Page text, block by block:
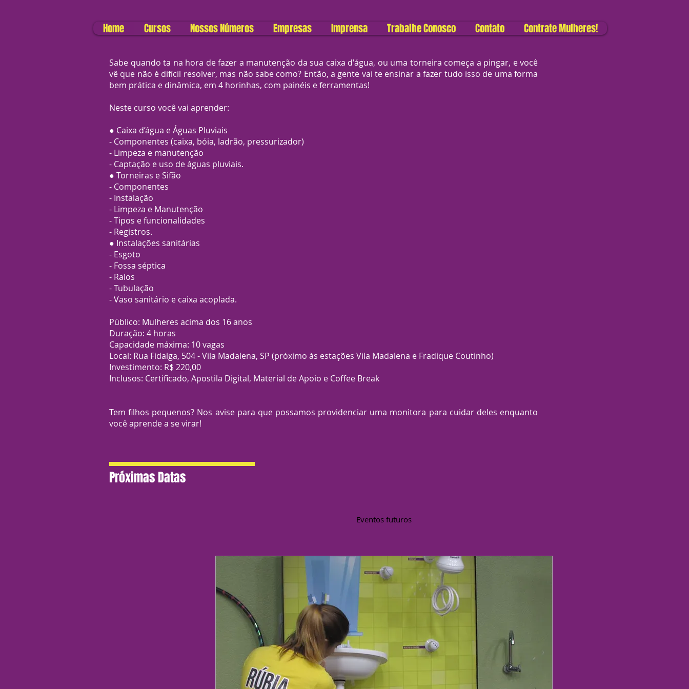
Home Cursos Nossos Números Empresas Imprensa Trabalhe Conosco Contato Contrate Mulheres!
Sabe quando ta na hora de fazer a manutenção da sua caixa d'água, ou uma torneira começa a pingar, e você
vê que não é difícil resolver, mas não sabe como? Então, a gente vai te ensinar a fazer tudo isso de uma forma
bem prática e dinâmica, em 4 horinhas, com painéis e ferramentas!
Neste curso você vai aprender:
● Caixa d’água e Águas Pluviais
- Componentes (caixa, bóia, ladrão, pressurizador)
- Limpeza e manutenção
- Captação e uso de águas pluviais.
● Torneiras e Sifão
- Componentes
- Instalação
- Limpeza e Manutenção
- Tipos e funcionalidades
- Registros.
● Instalações sanitárias
- Esgoto
- Fossa séptica
- Ralos
- Tubulação
- Vaso sanitário e caixa acoplada.
Público: Mulheres acima dos 16 anos
Duração: 4 horas
Capacidade máxima: 10 vagas
Local: Rua Fidalga, 504 - Vila Madalena, SP (próximo às estações Vila Madalena e Fradique Coutinho)
Investimento: R$ 220,00
Inclusos: Certificado, Apostila Digital, Material de Apoio e Coffee Break
Tem filhos pequenos? Nos avise para que possamos providenciar uma monitora para cuidar deles enquanto
você aprende a se virar!
Próximas Datas
Eventos futuros